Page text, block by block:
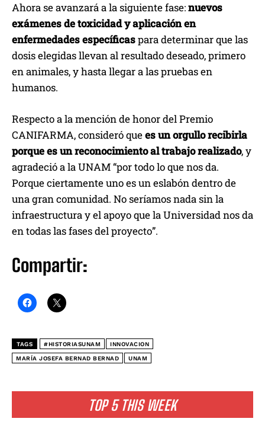
TOP 5 THIS WEEK
Ahora se avanzará a la siguiente fase:nuevos
exámenes de toxicidad y aplicación en
enfermedades específicaspara determinar que las
dosis elegidas llevan al resultado deseado, primero
en animales, y hasta llegar a las pruebas en
humanos.
Respecto a la mención de honor del Premio
CANIFARMA, consideró quees un orgullo recibirla
porque es un reconocimiento al trabajo realizado, y
agradeció a la UNAM “por todo lo que nos da.
Porque ciertamente uno es un eslabón dentro de
una gran comunidad. No seríamos nada sin la
infraestructura y el apoyo que la Universidad nos da
en todas las fases del proyecto”.
Compartir:
TAGS #HISTORIASUNAM INNOVACION
MARÍA JOSEFA BERNAD BERNAD UNAM